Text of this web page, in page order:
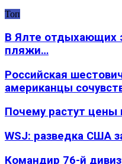
Топ
В Ялте отдыхающих
пляжи…
Российская
американцы
Почему растут цены
WSJ: разведка США
Командир 76-й